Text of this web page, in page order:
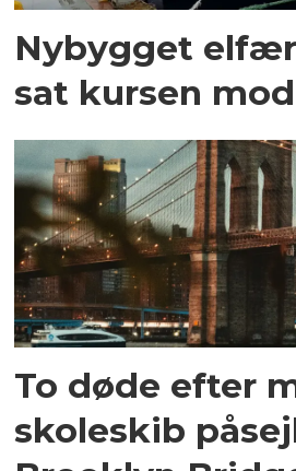
Nybygget
sat kursen
To døde efter
skoleskib